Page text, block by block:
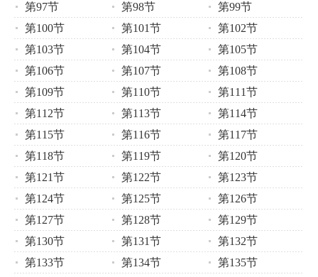
第97节
第98节
第99节
第100节
第101节
第102节
第103节
第104节
第105节
第106节
第107节
第108节
第109节
第110节
第111节
第112节
第113节
第114节
第115节
第116节
第117节
第118节
第119节
第120节
第121节
第122节
第123节
第124节
第125节
第126节
第127节
第128节
第129节
第130节
第131节
第132节
第133节
第134节
第135节